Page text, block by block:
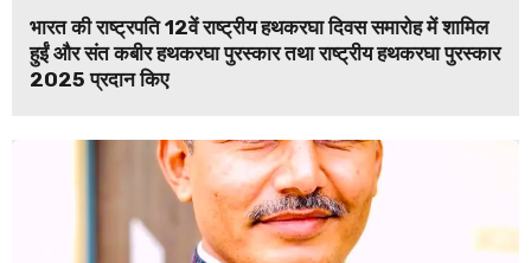
भारत की राष्ट्रपति 12वें राष्ट्रीय हथकरघा दिवस समारोह में शामिल
हुईं और संत कबीर हथकरघा पुरस्कार तथा राष्ट्रीय हथकरघा पुरस्कार
2025 प्रदान किए